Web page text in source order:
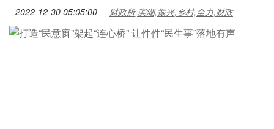
2022-12-30 05:05:00 财政所,滨湖,振兴,乡村,全力,财政